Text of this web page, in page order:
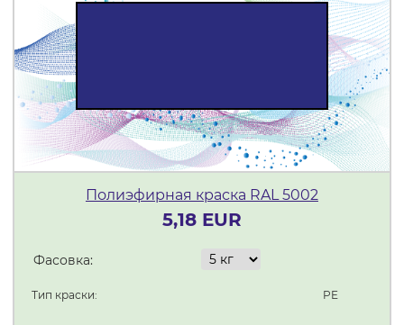
Полиэфирная краска RAL 5002
5,18 EUR
Фасовка:
Тип краски: PE